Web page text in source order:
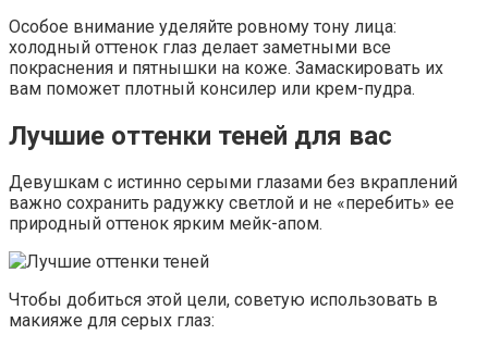
Особое внимание уделяйте ровному тону лица:
холодный оттенок глаз делает заметными все
покраснения и пятнышки на коже. Замаскировать их
вам поможет плотный консилер или крем-пудра.
Лучшие оттенки теней для вас
Девушкам с истинно серыми глазами без вкраплений
важно сохранить радужку светлой и не «перебить» ее
природный оттенок ярким мейк-апом.
Чтобы добиться этой цели, советую использовать в
макияже для серых глаз: